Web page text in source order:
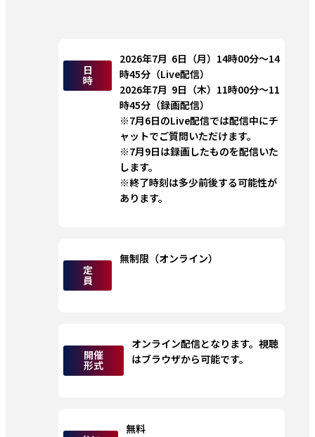
日
時
2026年7月  6日（月）14時00分～14
時45分（Live配信）
2026年7月  9日（木）11時00分～11
時45分（録画配信）
※7月6日のLive配信では配信中にチ
ャットでご質問いただけます。
※7月9日は録画したものを配信いた
します。
※終了時刻は多少前後する可能性が
あります。
定
員
無制限（オンライン）
開催
形式
オンライン配信となります。視聴
はブラウザから可能です。
無料